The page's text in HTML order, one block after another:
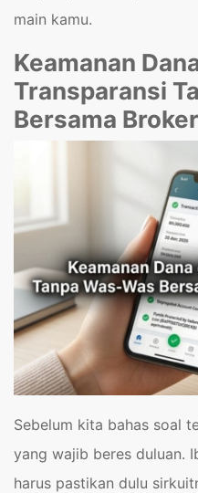
main kamu.
Keamanan
Transparansi
Bersama
Sebelum kita bahas soal
yang wajib beres duluan.
harus pastikan dulu